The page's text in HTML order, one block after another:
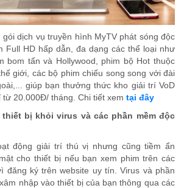
gói dịch vụ truyền hình MyTV phát sóng độc
Full HD hấp dẫn, đa dạng các thể loại như
bom tấn và Hollywood, phim bộ Hot thuộc
giới, các bộ phim chiếu song song với đài
giúp bạn thưởng thức kho giải trí VoD
từ 20.000Đ/ tháng. Chi tiết xem tại đây
bị khỏi virus và các phần mềm độc
động giải trí thú vị nhưng cũng tiềm ẩn
cho thiết bị nếu bạn xem phim trên các
đăng ký trên website uy tín. Virus và phần
nhập vào thiết bị của bạn thông qua các